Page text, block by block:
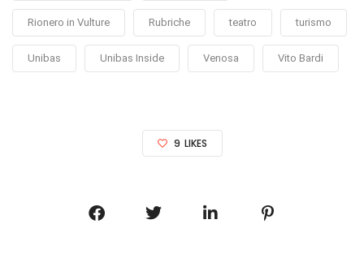
Rionero in Vulture Rubriche teatro turismo
Unibas Unibas Inside Venosa Vito Bardi
9 LIKES